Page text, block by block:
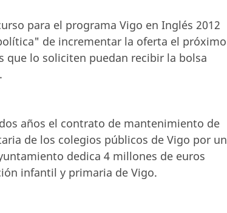
para el programa Vigo en Inglés 2012
de incrementar la oferta el próximo
lo soliciten puedan recibir la bolsa
años el contrato de mantenimiento de
de los colegios públicos de Vigo por un
dedica 4 millones de euros
infantil y primaria de Vigo.